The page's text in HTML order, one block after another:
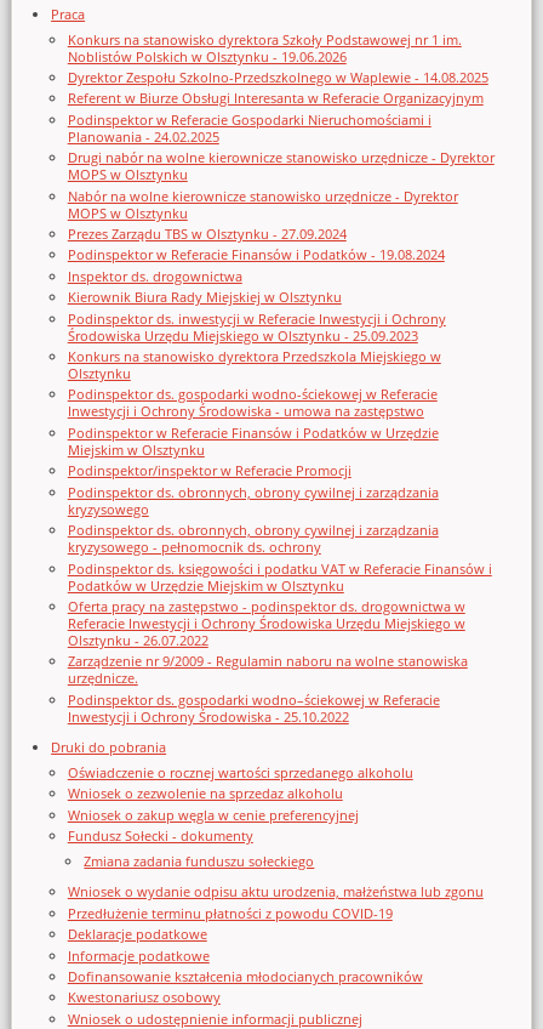
Praca
Konkurs na stanowisko dyrektora Szkoły Podstawowej nr 1 im.
Noblistów Polskich w Olsztynku - 19.06.2026
Dyrektor Zespołu Szkolno-Przedszkolnego w Waplewie - 14.08.2025
Referent w Biurze Obsługi Interesanta w Referacie Organizacyjnym
Podinspektor w Referacie Gospodarki Nieruchomościami i
Planowania - 24.02.2025
Drugi nabór na wolne kierownicze stanowisko urzędnicze - Dyrektor
MOPS w Olsztynku
Nabór na wolne kierownicze stanowisko urzędnicze - Dyrektor
MOPS w Olsztynku
Prezes Zarządu TBS w Olsztynku - 27.09.2024
Podinspektor w Referacie Finansów i Podatków - 19.08.2024
Inspektor ds. drogownictwa
Kierownik Biura Rady Miejskiej w Olsztynku
Podinspektor ds. inwestycji w Referacie Inwestycji i Ochrony
Środowiska Urzędu Miejskiego w Olsztynku - 25.09.2023
Konkurs na stanowisko dyrektora Przedszkola Miejskiego w
Olsztynku
Podinspektor ds. gospodarki wodno-ściekowej w Referacie
Inwestycji i Ochrony Środowiska - umowa na zastępstwo
Podinspektor w Referacie Finansów i Podatków w Urzędzie
Miejskim w Olsztynku
Podinspektor/inspektor w Referacie Promocji
Podinspektor ds. obronnych, obrony cywilnej i zarządzania
kryzysowego
Podinspektor ds. obronnych, obrony cywilnej i zarządzania
kryzysowego - pełnomocnik ds. ochrony
Podinspektor ds. księgowości i podatku VAT w Referacie Finansów i
Podatków w Urzędzie Miejskim w Olsztynku
Oferta pracy na zastępstwo - podinspektor ds. drogownictwa w
Referacie Inwestycji i Ochrony Środowiska Urzędu Miejskiego w
Olsztynku - 26.07.2022
Zarządzenie nr 9/2009 - Regulamin naboru na wolne stanowiska
urzędnicze.
Podinspektor ds. gospodarki wodno–ściekowej w Referacie
Inwestycji i Ochrony Środowiska - 25.10.2022
Druki do pobrania
Oświadczenie o rocznej wartości sprzedanego alkoholu
Wniosek o zezwolenie na sprzedaz alkoholu
Wniosek o zakup węgla w cenie preferencyjnej
Fundusz Sołecki - dokumenty
Zmiana zadania funduszu sołeckiego
Wniosek o wydanie odpisu aktu urodzenia, małżeństwa lub zgonu
Przedłużenie terminu płatności z powodu COVID-19
Deklaracje podatkowe
Informacje podatkowe
Dofinansowanie kształcenia młodocianych pracowników
Kwestonariusz osobowy
Wniosek o udostępnienie informacji publicznej